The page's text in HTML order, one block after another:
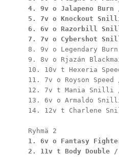
4. 9v o Jalapeno
5. 7v o Knockout
6. 6v o Razorbill
7. 7v o Cybershot
8. 9v o Legendary
9. 8v o Rjazán
10. 10v t Hexeria
11. 7v o Royson
12. 7v t Mania Snilli
13. 6v o Armaldo
14. 12v t Charlene
1. 6v o Fantasy
2. 11v t Body Double